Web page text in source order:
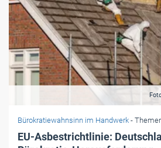
Bürokratiewahnsinn im Handwerk -
EU-Asbestrichtlinie: